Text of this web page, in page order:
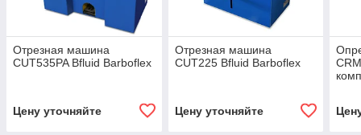
Отрезная машина
CUT535PA Bfluid Barboflex
Цену уточняйте
Отрезная машина
CUT225 Bfluid Barboflex
Цену уточняйте